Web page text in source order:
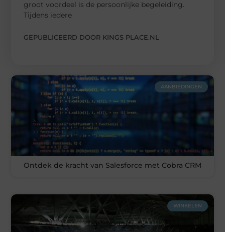
groot voordeel is de persoonlijke begeleiding.
Tijdens iedere
GEPUBLICEERD DOOR KINGS PLACE.NL
AANBIEDINGEN
Ontdek de kracht van Salesforce met Cobra CRM
WINKELEN